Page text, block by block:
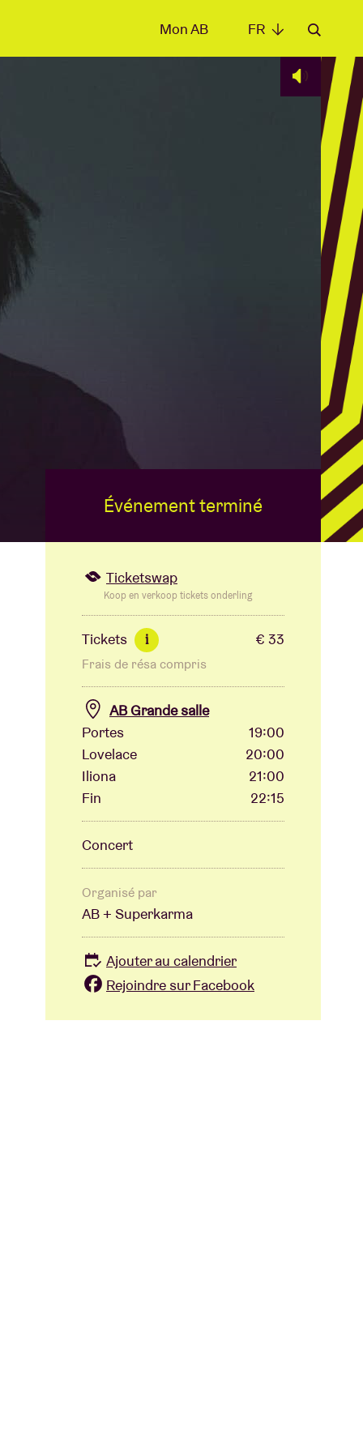
FR
Mon AB FR
Événement terminé
Ticketswap
Koop en verkoop tickets onderling
Tickets i € 33
Frais de résa compris
AB Grande salle
Portes
19:00
Lovelace
20:00
Iliona
21:00
Fin
22:15
Concert
Organisé par
AB + Superkarma
Ajouter au calendrier
Rejoindre sur Facebook